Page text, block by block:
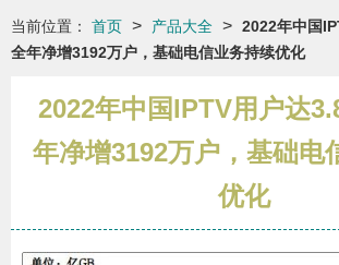
当前位置： 首页 > 产品大全 > 2022年中国
全年净增3192万户，基础电信业务持续优化
2022年中国IPTV用户达
年净增3192万户，基础电
优化